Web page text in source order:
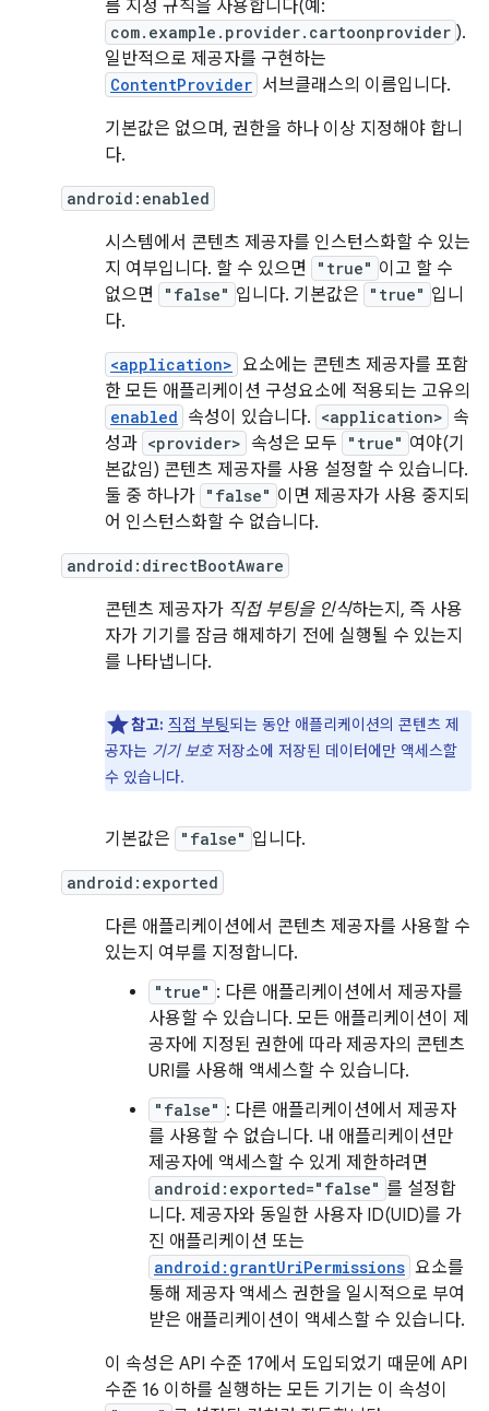
름 지정 규칙을 사용합니다(예:
com.example.provider.cartoonprovider ).
일반적으로 제공자를 구현하는
ContentProvider 서브클래스의 이름입니다.
기본값은 없으며, 권한을 하나 이상 지정해야 합니
다.
android:enabled
시스템에서 콘텐츠 제공자를 인스턴스화할 수 있는
지 여부입니다. 할 수 있으면
"true" 이고 할 수
없으면
"false" 입니다. 기본값은 "true" 입니
다.
<application> 요소에는 콘텐츠 제공자를 포함
한 모든 애플리케이션 구성요소에 적용되는 고유의
enabled 속성이 있습니다. <application> 속
성과 <provider> 속성은 모두 "true" 여야(기
본값임) 콘텐츠 제공자를 사용 설정할 수 있습니다.
둘 중 하나가 "false" 이면 제공자가 사용 중지되
어 인스턴스화할 수 없습니다.
android:directBootAware
콘텐츠 제공자가 직접 부팅을 인식하는지, 즉 사용
자가 기기를 잠금 해제하기 전에 실행될 수 있는지
를 나타냅니다.
참고: 직접 부팅되는 동안 애플리케이션의 콘텐츠 제
공자는 기기 보호저장소에 저장된 데이터에만 액세스할
수 있습니다.
기본값은 "false" 입니다.
android:exported
다른 애플리케이션에서 콘텐츠 제공자를 사용할 수
있는지 여부를 지정합니다.
"true" : 다른 애플리케이션에서 제공자를
사용할 수 있습니다. 모든 애플리케이션이 제
공자에 지정된 권한에 따라 제공자의 콘텐츠
URI를 사용해 액세스할 수 있습니다.
"false" : 다른 애플리케이션에서 제공자
를 사용할 수 없습니다. 내 애플리케이션만
제공자에 액세스할 수 있게 제한하려면
android:exported="false" 를 설정합
니다. 제공자와 동일한 사용자 ID(UID)를 가
진 애플리케이션 또는
android:grantUriPermissions 요소를
통해 제공자 액세스 권한을 일시적으로 부여
받은 애플리케이션이 액세스할 수 있습니다.
이 속성은 API 수준 17에서 도입되었기 때문에 API
수준 16 이하를 실행하는 모든 기기는 이 속성이